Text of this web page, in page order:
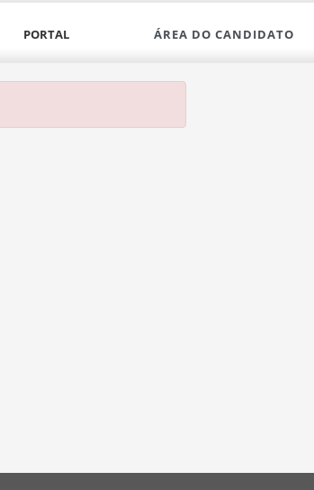
PORTAL ÁREA DO CANDIDATO